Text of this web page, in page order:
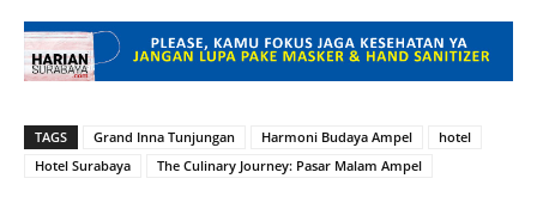
TAGS Grand Inna Tunjungan Harmoni Budaya Ampel
hotel
Hotel Surabaya
The Culinary Journey: Pasar Malam Ampel